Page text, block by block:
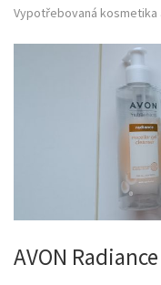
Vypotřebovaná kosmetika
AVON